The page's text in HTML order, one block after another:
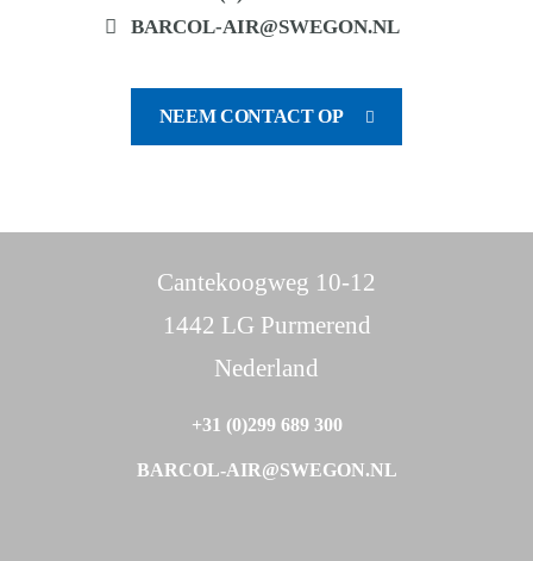
BARCOL-AIR@SWEGON.NL
NEEM CONTACT OP
Cantekoogweg 10-12
1442 LG Purmerend
Nederland
+31 (0)299 689 300
BARCOL-AIR@SWEGON.NL